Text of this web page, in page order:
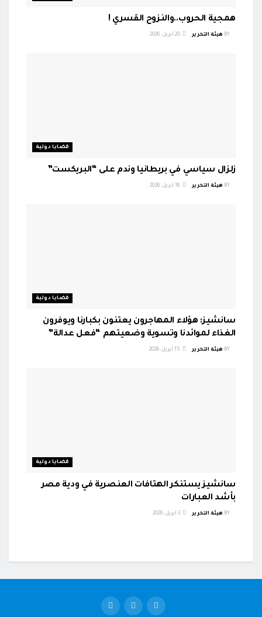
همجية الحروب..والنزوح القسري !
BY هيئة التحرير
قضايا دولية
زلزال سياسي في بريطانيا وندم على “البريكست”
BY هيئة التحرير
قضايا دولية
سانشيز: هؤلاء المهاجرون يعتنون بكبارنا ويوفرون
الغذاء لموائدنا وتسوية وضعيتهم “فعل عدالة”
BY هيئة التحرير
قضايا دولية
سانشيز يستنكر الهتافات العنصرية في ودية مصر
بأشد العبارات
BY هيئة التحرير